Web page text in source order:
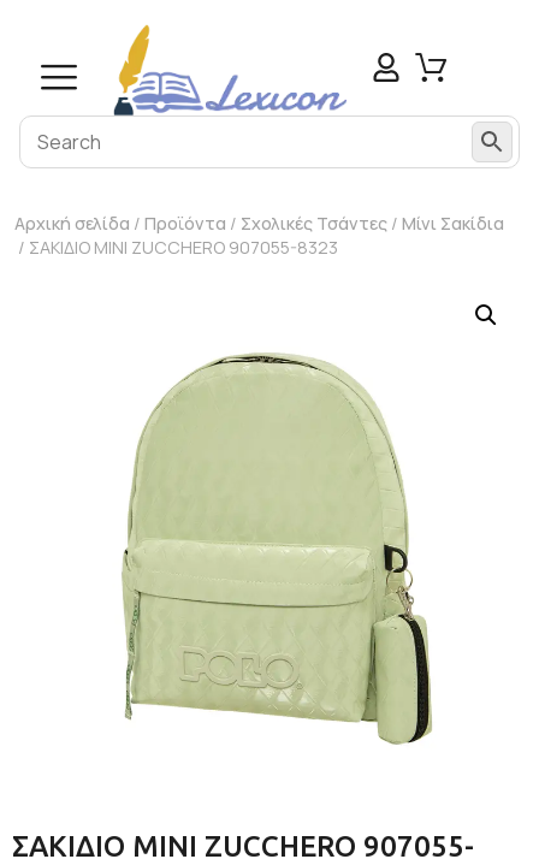
Αρχική σελίδα / Προϊόντα / Σχολικές Τσάντες / Μίνι Σακίδια
/ ΣΑΚΙΔΙΟ MINI ZUCCHERO 907055-8323
ΣΑΚΙΔΙΟ MINI ZUCCHERO 907055-